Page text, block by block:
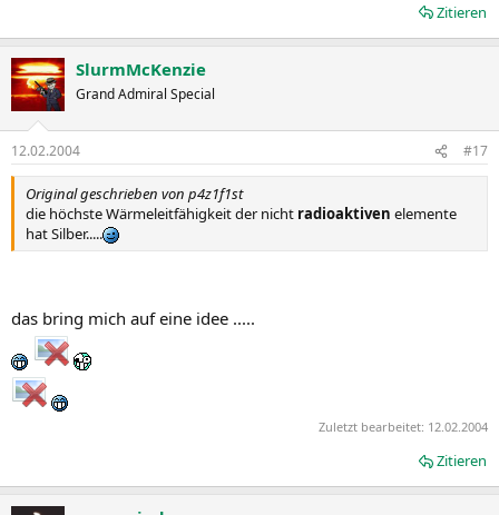
Zitieren
SlurmMcKenzie
Grand Admiral Special
12.02.2004 #17
Original geschrieben von p4z1f1st
die höchste Wärmeleitfähigkeit der nicht radioaktiven elemente
hat Silber.....
das bring mich auf eine idee .....
Zuletzt bearbeitet: 12.02.2004
Zitieren